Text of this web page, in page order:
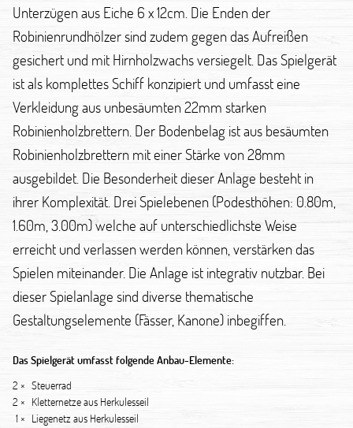
Unterzügen aus Eiche 6 x 12cm. Die Enden der
Robinienrundhölzer sind zudem gegen das Aufreißen
gesichert und mit Hirnholzwachs versiegelt. Das Spielgerät
ist als komplettes Schiff konzipiert und umfasst eine
Verkleidung aus unbesäumten 22mm starken
Robinienholzbrettern. Der Bodenbelag ist aus besäumten
Robinienholzbrettern mit einer Stärke von 28mm
ausgebildet. Die Besonderheit dieser Anlage besteht in
ihrer Komplexität. Drei Spielebenen (Podesthöhen: 0.80m,
1.60m, 3.00m) welche auf unterschiedlichste Weise
erreicht und verlassen werden können, verstärken das
Spielen miteinander. Die Anlage ist integrativ nutzbar. Bei
dieser Spielanlage sind diverse thematische
Gestaltungselemente (Fässer, Kanone) inbegiffen.
Das Spielgerät umfasst folgende Anbau-Elemente:
2 × Steuerrad
2 × Kletternetze aus Herkulesseil
1 × Liegenetz aus Herkulesseil